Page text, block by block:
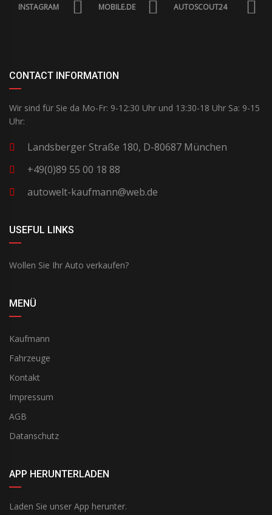
INSTAGRAM MOBILE.DE AUTOSCOUT24
CONTACT INFORMATION
Wir sind für Sie da Mo-Fr: 9-12:30 Uhr und 13:30-18 Uhr Sa: 9-15
Uhr:
Landsberger Straße 180, D-80687 München
+49(0)89 55 00 18 88
autowelt-kaufmann@web.de
USEFUL LINKS
Wollen Sie Ihr Auto verkaufen?
MENÜ
Kaufmann
Fahrzeuge
Kontakt
Impressum
AGB
Datanschutz
APP HERUNTERLADEN
Laden Sie unser App herunter.